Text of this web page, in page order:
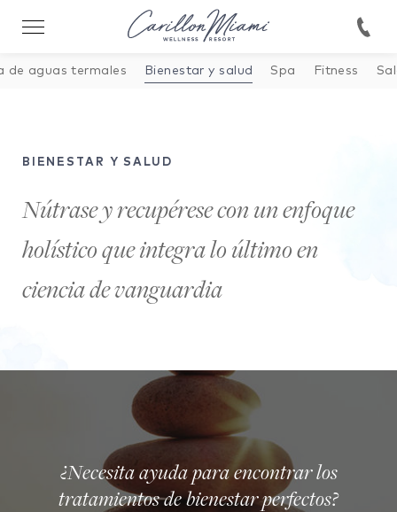
de aguas termales Bienestar y salud Spa Fitness
BIENESTAR Y SALUD
Nútrase y recupérese con un enfoque
holístico que integra lo último en
ciencia de vanguardia
¿Necesita ayuda para encontrar los
tratamientos de bienestar perfectos?